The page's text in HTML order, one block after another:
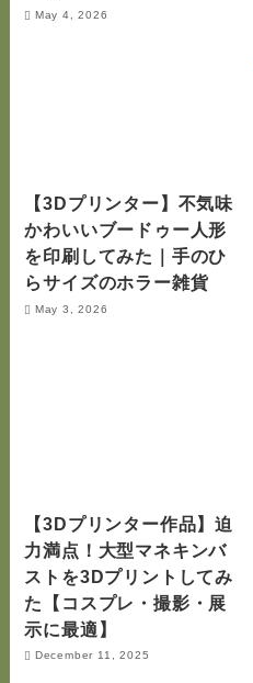
May 4, 2026
【3Dプリンター】不気味
かわいいブードゥー人形
を印刷してみた｜手のひ
らサイズのホラー雑貨
May 3, 2026
【3Dプリンター作品】迫
力満点！大型マネキンバ
ストを3Dプリントしてみ
た【コスプレ・撮影・展
示に最適】
December 11, 2025